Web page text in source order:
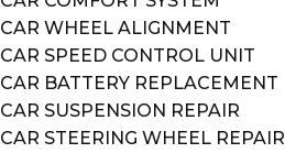
CAR WHEEL ALIGNMENT
CAR SPEED CONTROL UNIT
CAR BATTERY REPLACEMENT
CAR SUSPENSION REPAIR
CAR STEERING WHEEL REPAIR